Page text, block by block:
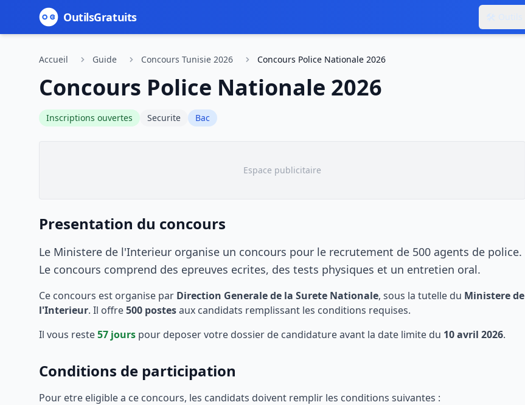
OutilsGratuits
Accueil Guide Concours Tunisie 2026 Concours Police Nationale 2026
Concours Police Nationale 2026
Inscriptions ouvertes Securite Bac
Espace publicitaire
Presentation du concours
Le Ministere de l'Interieur organise un concours pour le recrutement de 500 agents de police.
Le concours comprend des epreuves ecrites, des tests physiques et un entretien oral.
Ce concours est organise par Direction Generale de la Surete Nationale, sous la tutelle du Ministere de
l'Interieur. Il offre500 postesaux candidats remplissant les conditions requises.
Il vous reste57 jours pour deposer votre dossier de candidature avant la date limite du 10 avril 2026.
Conditions de participation
Pour etre eligible a ce concours, les candidats doivent remplir les conditions suivantes :